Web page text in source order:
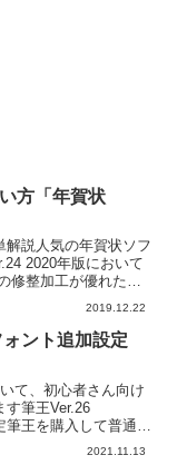
方「年賀状
解説人気の年賀状ソフ
2020年版において
修整加工が優れたも
はないでしょうか筆
集加工の機能が豊富
2019.12.22
ント追加設定
て、初心者さん向け
す筆王Ver.26
王を購入して普通に
2021.11.13